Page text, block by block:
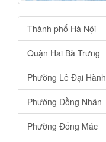
Thành phố Hà Nội
Quận Hai Bà Trưng
Phường Lê Đại Hành
Phường Đồng Nhân
Phường Đống Mác